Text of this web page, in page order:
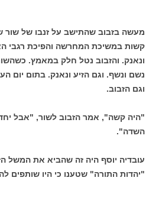
מעשה בזבוב שהתישב על זנבו של
קשות במשיכת המחרשה והפיכת רגבי
ונאנק. והזבוב נטל חלק במאמץ.
נשם ונשף. וגם הזיע ונאנק. בתום יום
וגם הזבוב.
"היה קשה", אמר הזבוב לשור, "אבל
השדה".
עובדיה יוסף היה זה שהביא את המשל
"יהדות התורה" שטענו כי היו שותפים